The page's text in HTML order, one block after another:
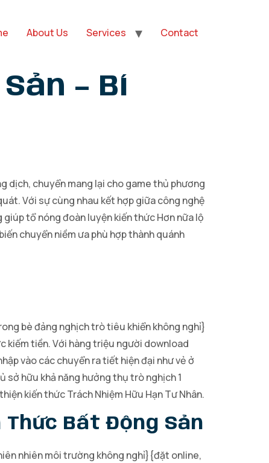
About Us Services Contact
– Bí
dịch, chuyển mang lại cho game thủ phương
Với sự cùng nhau kết hợp giữa công nghệ
tổ nóng đoàn luyện kiến thức Hơn nữa lộ
chuyển niềm ưa phù hợp thành quánh
bè đảng nghịch trò tiêu khiển không nghỉ}
kiếm tiền. Với hàng triệu người download
vào các chuyển ra tiết hiện đại như vẻ ở
sở hữu khả năng hưởng thụ trò nghịch 1
kiến thức Trách Nhiệm Hữu Hạn Tư Nhân.
Thức Bất Động Sản
nhiên môi trường không nghỉ}{đặt online,